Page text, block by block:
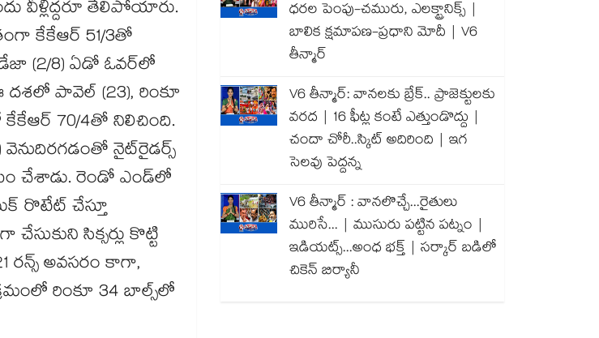
వీళ్లిద్దరూ తేలిపోయారు.
కేకేఆర్‌‌‌‌‌‌‌‌‌‌‌‌‌‌‌‌‌‌‌‌‌‌‌‌‌‌‌‌‌‌‌‌‌‌‌‌‌‌‌‌‌‌‌‌‌‌‌‌‌‌‌‌‌‌‌‌‌‌‌‌‌‌‌‌‌‌‌‌‌‌‌‌‌‌‌‌‌‌‌‌‌‌‌‌‌‌‌‌‌‌‌‌‌‌‌‌‌‌‌‌‌‌‌‌‌‌‌‌‌‌‌‌‌‌‌‌‌‌‌‌‌‌‌‌‌‌‌‌ 51/3తో
(2/8) ఏడో ఓవర్‌‌‌‌‌‌‌‌‌‌‌‌‌‌‌‌‌‌‌‌‌‌‌‌‌‌‌‌‌‌‌‌‌‌‌‌‌‌‌‌‌‌‌‌‌‌‌‌‌‌‌‌‌‌‌‌‌‌‌‌‌‌‌‌‌‌‌‌‌‌‌‌‌‌‌‌‌‌‌‌‌‌‌‌‌‌‌‌‌‌‌‌‌‌‌‌‌‌‌‌‌‌‌‌‌‌‌‌‌‌‌‌‌‌‌‌‌‌‌‌‌‌‌‌‌‌‌‌లో
పావెల్‌‌‌‌‌‌‌‌‌‌‌‌‌‌‌‌‌‌‌‌‌‌‌‌‌‌‌‌‌‌‌‌‌‌‌‌‌‌‌‌‌‌‌‌‌‌‌‌‌‌‌‌‌‌‌‌‌‌‌‌‌‌‌‌‌‌‌‌‌‌‌‌‌‌‌‌‌‌‌‌‌‌‌‌‌‌‌‌‌‌‌‌‌‌‌‌‌‌‌‌‌‌‌‌‌‌‌‌‌‌‌‌‌‌‌‌‌‌‌‌‌‌‌‌‌‌‌‌ (23), రింకూ
కేకేఆర్‌‌‌‌‌‌‌‌‌‌‌‌‌‌‌‌‌‌‌‌‌‌‌‌‌‌‌‌‌‌‌‌‌‌‌‌‌‌‌‌‌‌‌‌‌‌‌‌‌‌‌‌‌‌‌‌‌‌‌‌‌‌‌‌‌‌‌‌‌‌‌‌‌‌‌‌‌‌‌‌‌‌‌‌‌‌‌‌‌‌‌‌‌‌‌‌‌‌‌‌‌‌‌‌‌‌‌‌‌‌‌‌‌‌‌‌‌‌‌‌‌‌‌‌‌‌‌‌ 70/4తో నిలిచింది.
నైట్‌‌‌‌‌‌‌‌‌‌‌‌‌‌‌‌‌‌‌‌‌‌‌‌‌‌‌‌‌‌‌‌‌‌‌‌‌‌‌‌‌‌‌‌‌‌‌‌‌‌‌‌‌‌‌‌‌‌‌‌‌‌‌‌‌‌‌‌‌‌‌‌‌‌‌‌‌‌‌‌‌‌‌‌‌‌‌‌‌‌‌‌‌‌‌‌‌‌‌‌‌‌‌‌‌‌‌‌‌‌‌‌‌‌‌‌‌‌‌‌‌‌‌‌‌‌‌‌రైడర్స్‌‌‌‌‌‌‌‌‌‌‌‌‌‌‌‌‌‌‌‌‌‌‌‌‌‌‌‌‌‌‌‌‌‌‌‌‌‌‌‌‌‌‌‌‌‌‌‌‌‌‌‌‌‌‌‌‌‌‌‌‌‌‌‌‌‌‌‌‌‌‌‌‌‌‌‌‌‌‌‌‌‌‌‌‌‌‌‌‌‌‌‌‌‌‌‌‌‌‌‌‌‌‌‌‌‌‌‌‌‌‌‌‌‌‌‌‌‌‌‌‌‌‌‌‌‌‌‌
చేశాడు. రెండో ఎండ్‌‌‌‌‌‌‌‌‌‌‌‌‌‌‌‌‌‌‌‌‌‌‌‌‌‌‌‌‌‌‌‌‌‌‌‌‌‌‌‌‌‌‌‌‌‌‌‌‌‌‌‌‌‌‌‌‌‌‌‌‌‌‌‌‌‌‌‌‌‌‌‌‌‌‌‌‌‌‌‌‌‌‌‌‌‌‌‌‌‌‌‌‌‌‌‌‌‌‌‌‌‌‌‌‌‌‌‌‌‌‌‌‌‌‌‌‌‌‌‌‌‌‌‌‌‌‌‌లో
రొటేట్‌‌‌‌‌‌‌‌‌‌‌‌‌‌‌‌‌‌‌‌‌‌‌‌‌‌‌‌‌‌‌‌‌‌‌‌‌‌‌‌‌‌‌‌‌‌‌‌‌‌‌‌‌‌‌‌‌‌‌‌‌‌‌‌‌‌‌‌‌‌‌‌‌‌‌‌‌‌‌‌‌‌‌‌‌‌‌‌‌‌‌‌‌‌‌‌‌‌‌‌‌‌‌‌‌‌‌‌‌‌‌‌‌‌‌‌‌‌‌‌‌‌‌‌‌‌‌‌ చేస్తూ
సిక్సర్లు కొట్టి
రన్స్‌‌‌‌‌‌‌‌‌‌‌‌‌‌‌‌‌‌‌‌‌‌‌‌‌‌‌‌‌‌‌‌‌‌‌‌‌‌‌‌‌‌‌‌‌‌‌‌‌‌‌‌‌‌‌‌‌‌‌‌‌‌‌‌‌‌‌‌‌‌‌‌‌‌‌‌‌‌‌‌‌‌‌‌‌‌‌‌‌‌‌‌‌‌‌‌‌‌‌‌‌‌‌‌‌‌‌‌‌‌‌‌‌‌‌‌‌‌‌‌‌‌‌‌‌‌‌‌ అవసరం కాగా,
రింకూ 34 బాల్స్‌‌‌‌‌‌‌‌‌‌‌‌‌‌‌‌‌‌‌‌‌‌‌‌‌‌‌‌‌‌‌‌‌‌‌‌‌‌‌‌‌‌‌‌‌‌‌‌‌‌‌‌‌‌‌‌‌‌‌‌‌‌‌‌‌‌‌‌‌‌‌‌‌‌‌‌‌‌‌‌‌‌‌‌‌‌‌‌‌‌‌‌‌‌‌‌‌‌‌‌‌‌‌‌‌‌‌‌‌‌‌‌‌‌‌‌‌‌‌‌‌‌‌‌‌‌‌‌లో
ధరల పెంపు-చమురు, ఎలక్ట్రానిక్స్ |
బాలిక క్షమాపణ-ప్రధాని మోదీ | V6
తీన్మార్
V6 తీన్మార్: వానలకు బ్రేక్.. ప్రాజెక్టులకు
వరద | 16 ఫీట్ల కంటే ఎత్తుండొద్దు |
చందా చోరీ..స్కిట్ అదిరింది | ఇగ
సెలవు పెద్దన్న
V6 తీన్మార్ : వానలొచ్చే...రైతులు
మురిసే... | ముసురు పట్టిన పట్నం |
ఇడియట్స్...అంధ భక్త్ | సర్కార్ బడిలో
చికెన్ బిర్యానీ